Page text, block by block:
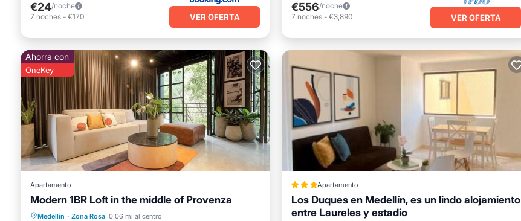
€24/noche
7 noches - €170 VER OFERTA
€556/noche
7 noches - €3,890 VER OFERTA
Ahorra con
OneKey
Apartamento
Modern 1BR Loft in the middle of Provenza
Medellin · Zona Rosa 0.06 mi al centro
Balcón/Terraza
Cocina
Apartamento
Los Duques en Medellín, es un lindo alojamiento
entre Laureles y estadio